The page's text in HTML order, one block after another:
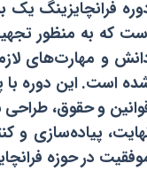
فرانچایزینگ
که به منظور تجهیز
و مهارت‌های
است. این دوره با
و حقوق، طراحی
پیاده‌سازی و
در حوزه